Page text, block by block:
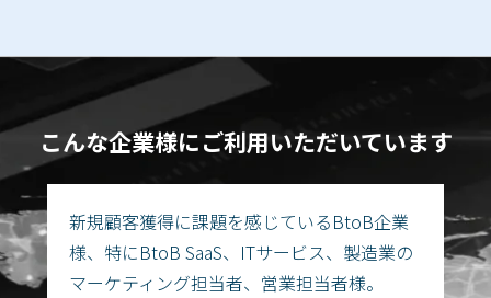
こんな企業様にご利用いただいています
新規顧客獲得に課題を感じているBtoB企業
様、特にBtoB SaaS、ITサービス、製造業の
マーケティング担当者、営業担当者様。